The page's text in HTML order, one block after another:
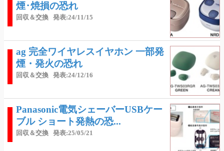
煙･焼損の恐れ
回収＆交換 発表:24/11/15
ag 完全ワイヤレスイヤホン 一部発
煙・発火の恐れ
回収＆交換 発表:24/12/16
Panasonic電気シェーバーUSBケー
ブル ショート発熱の恐...
回収＆交換 発表:25/05/21